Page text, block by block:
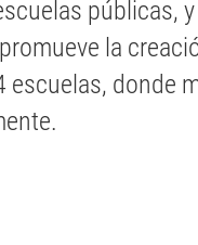
públicas,
la
escuelas, donde